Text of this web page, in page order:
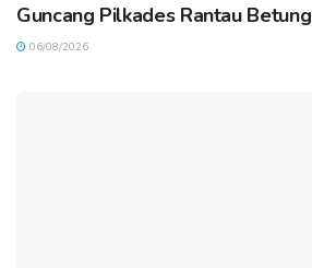
Guncang Pilkades Rantau Betung
06/08/2026